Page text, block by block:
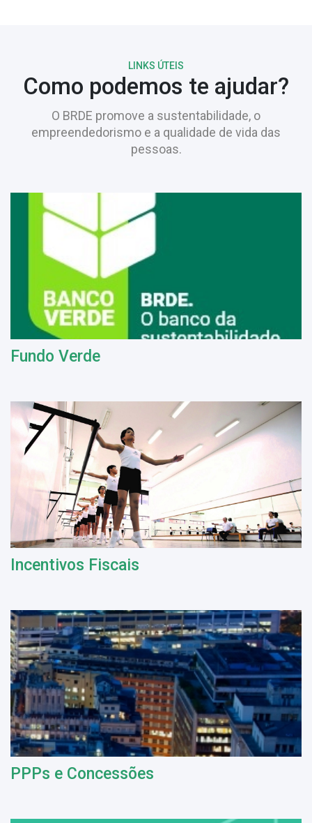
LINKS ÚTEIS
Como podemos te ajudar?
O BRDE promove a sustentabilidade, o
empreendedorismo e a qualidade de vida das
pessoas.
Fundo Verde
Incentivos Fiscais
PPPs e Concessões